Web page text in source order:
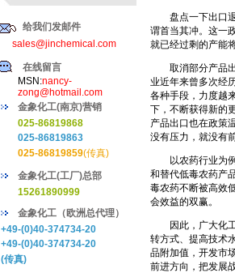
给我们发邮件
sales@jinchemical.com
在线留言
MSN:nancy-
zong@hotmail.com
金象化工(南京)营销
025-86819868
025-86819863
025-86819859(传真)
金象化工(工厂)总部
15261890999
金象化工（欧洲总代理）
+49-(0)40-374734-20
+49-(0)40-374734-20
(传真)
盘点一下出口退
谓首当其冲。这一
就已经过剩的产能
取消部分产品出
业近年来曾多次经
各种手段，力度越
下，不断获得新的
产品出口也在政策
没有压力，就没有
以农药行业为例
和替代低毒农药产
毒农药不断被高效
会效益的双赢。
因此，广大化工
转方式、提高技术
品附加值，开发市
前进方向，把发展